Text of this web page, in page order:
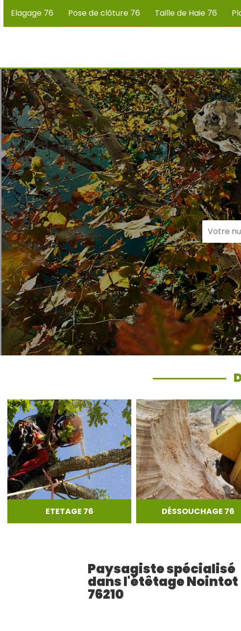
Elagage 76 Pose de clôture 76 Taille de Haie 76
ETETAGE 76 DÉSSOUCHAGE 76
Paysagiste spécialisé
dans l'étêtage Nointot
76210